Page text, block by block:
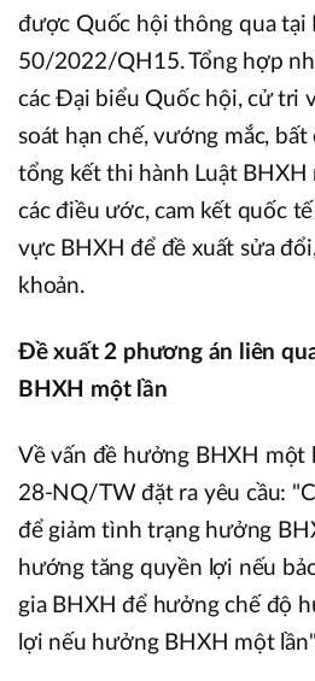
được Quốc hội thông qua tại
50/2022/QH15. Tổng hợp
các Đại biểu Quốc hội, cử tri
soát hạn chế, vướng mắc,
tổng kết thi hành Luật BHXH
các điều ước, cam kết quốc
vực BHXH để đề xuất sửa
khoản.
Đề xuất 2 phương án liên
BHXH một lần
Về vấn đề hưởng BHXH một
28-NQ/TW đặt ra yêu cầu:
để giảm tình trạng hưởng
hướng tăng quyền lợi nếu
gia BHXH để hưởng chế độ
lợi nếu hưởng BHXH một